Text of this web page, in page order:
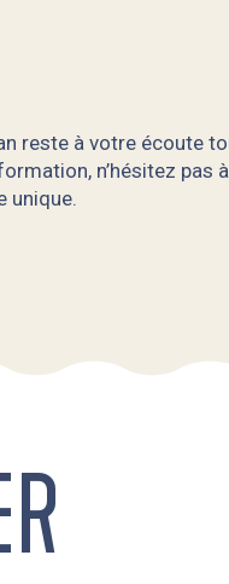
reste à votre écoute
n’hésitez
unique.